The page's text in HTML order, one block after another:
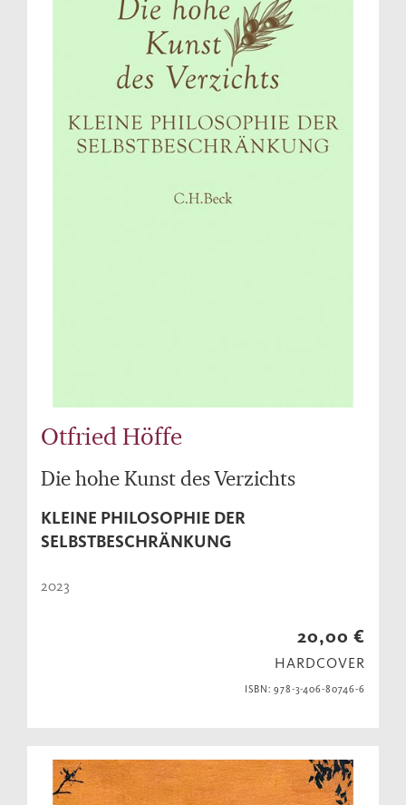
Otfried Höffe
Die hohe Kunst des Verzichts
KLEINE PHILOSOPHIE DER
SELBSTBESCHRÄNKUNG
2023
20,00 €
HARDCOVER
ISBN: 978-3-406-80746-6